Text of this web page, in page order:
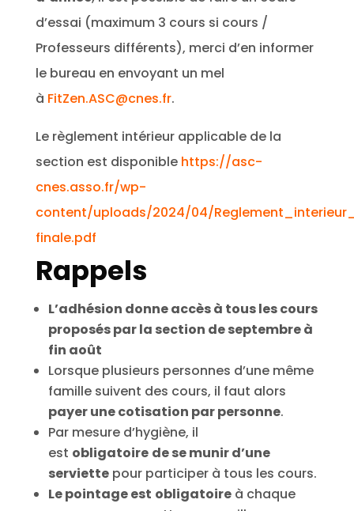
d’essai (maximum 3 cours si cours /
Professeurs différents), merci d’en informer
le bureau en envoyant un mel
à FitZen.ASC@cnes.fr.
Le règlement intérieur applicable de la
section est disponible https://asc-
cnes.asso.fr/wp-
content/uploads/2024/04/
finale.pdf
Rappels
L’adhésion donne accès à tous les cours
proposés par la section de septembre à
fin août
Lorsque plusieurs personnes d’une même
famille suivent des cours, il faut alors
payer une cotisation par personne.
Par mesure d’hygiène, il
est obligatoire de se munir d’une
serviettepour participer à tous les cours.
Le pointage est obligatoireà chaque